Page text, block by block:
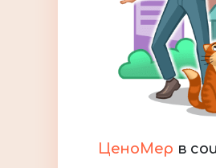
ЦеноМер в